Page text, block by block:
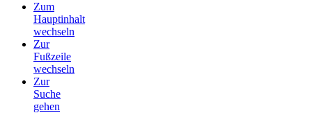
Zum
Hauptinhalt
wechseln
Zur
Fußzeile
wechseln
Zur
Suche
gehen